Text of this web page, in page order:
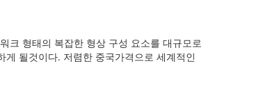
크 형태의 복잡한 형상 구성 요소를 대규모로
될것이다. 저렴한 중국가격으로 세계적인